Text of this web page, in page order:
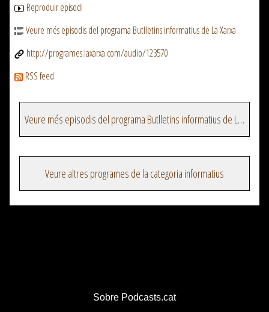
Reproduir episodi
Veure més episodis del programa Butlletins informatius de La Xarxa
http://programes.laxarxa.com/audio/123570
RSS feed
Veure més episodis del programa Butlletins informatius de La Xarxa
Veure altres programes de la categoria informatius
Sobre Podcasts.cat